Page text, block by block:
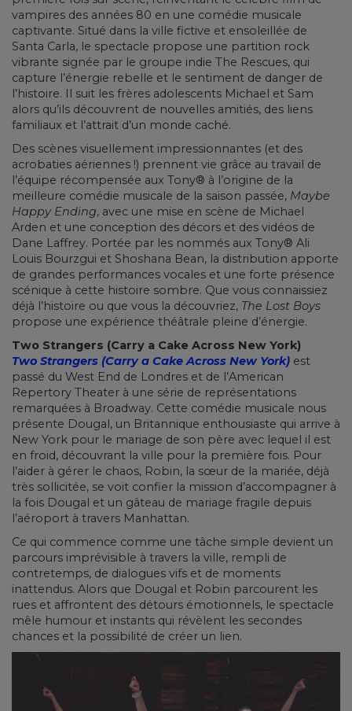
vampires des années 80 en une comédie musicale
captivante. Situé dans la ville fictive et ensoleillée de
Santa Carla, le spectacle propose une partition rock
vibrante signée par le groupe indie The Rescues, qui
capture l’énergie rebelle et le sentiment de danger de
l’histoire. Il suit les frères adolescents Michael et Sam
alors qu’ils découvrent de nouvelles amitiés, des liens
familiaux et l’attrait d’un monde caché.
Des scènes visuellement impressionnantes (et des
acrobaties aériennes !) prennent vie grâce au travail de
l’équipe récompensée aux Tony® à l’origine de la
meilleure comédie musicale de la saison passée, Maybe
Happy Ending, avec une mise en scène de Michael
Arden et une conception des décors et des vidéos de
Dane Laffrey. Portée par les nommés aux Tony® Ali
Louis Bourzgui et Shoshana Bean, la distribution apporte
de grandes performances vocales et une forte présence
scénique à cette histoire sombre. Que vous connaissiez
déjà l’histoire ou que vous la découvriez, The Lost Boys
propose une expérience théâtrale pleine d’énergie.
Two Strangers (Carry a Cake Across New York)
Two Strangers (Carry a Cake Across New York) est
passé du West End de Londres et de l’American
Repertory Theater à une série de représentations
remarquées à Broadway. Cette comédie musicale nous
présente Dougal, un Britannique enthousiaste qui arrive à
New York pour le mariage de son père avec lequel il est
en froid, découvrant la ville pour la première fois. Pour
l’aider à gérer le chaos, Robin, la sœur de la mariée, déjà
très sollicitée, se voit confier la mission d’accompagner à
la fois Dougal et un gâteau de mariage fragile depuis
l’aéroport à travers Manhattan.
Ce qui commence comme une tâche simple devient un
parcours imprévisible à travers la ville, rempli de
contretemps, de dialogues vifs et de moments
inattendus. Alors que Dougal et Robin parcourent les
rues et affrontent des détours émotionnels, le spectacle
mêle humour et instants qui révèlent les secondes
chances et la possibilité de créer un lien.